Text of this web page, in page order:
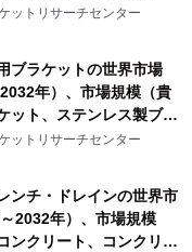
、その他）・分析レポ
ットリサーチセンター
ブラケットの世界市場
2032年）、市場規模（貴
ット、ステンレス製ブラ
タン製ブラケット）・分
発表
ットリサーチセンター
ンチ・ドレインの世界市
2032年）、市場規模
ンクリート、コンクリー